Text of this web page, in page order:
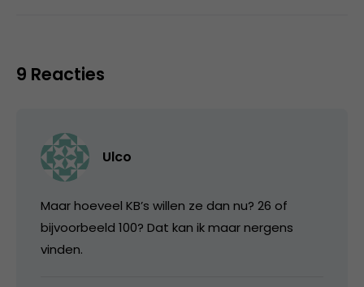
9 Reacties
Ulco
Maar hoeveel KB’s willen ze dan nu? 26 of
bijvoorbeeld 100? Dat kan ik maar nergens
vinden.